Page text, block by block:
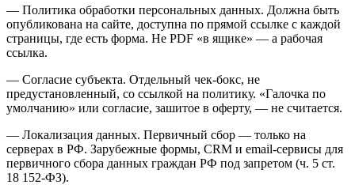
— Политика обработки персональных данных. Должна быть
опубликована на сайте, доступна по прямой ссылке с каждой
страницы, где есть форма. Не PDF «в ящике» — а рабочая
ссылка.
— Согласие субъекта. Отдельный чек-бокс, не
предустановленный, со ссылкой на политику. «Галочка по
умолчанию» или согласие, зашитое в оферту, — не считается.
— Локализация данных. Первичный сбор — только на
серверах в РФ. Зарубежные формы, CRM и email-сервисы для
первичного сбора данных граждан РФ под запретом (ч. 5 ст.
18 152-ФЗ).